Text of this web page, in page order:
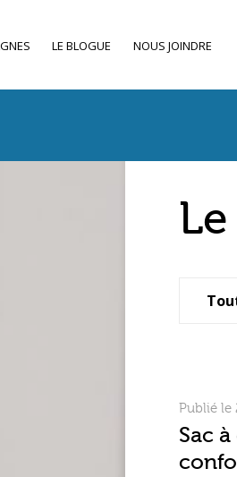
LE BLOGUE NOUS JOINDRE
Publié le
Sac